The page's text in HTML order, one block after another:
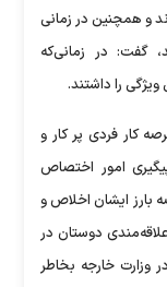
و همچنین در زمانی
گفت: در زمانی‌که
را داشتند.
کار فردی پر کار و
امور اختصاص
ایشان اخلاص و
دوستان در
وزارت خارجه بخاطر